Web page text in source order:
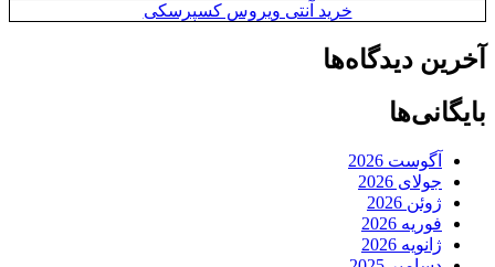
خرید آنتی ویروس کسپرسکی
آخرین دیدگاه‌ها
بایگانی‌ها
آگوست 2026
جولای 2026
ژوئن 2026
فوریه 2026
ژانویه 2026